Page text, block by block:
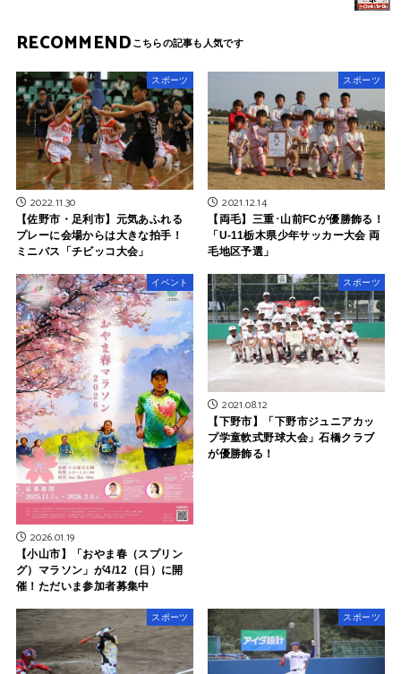
RECOMMEND
スポーツ
2022.11.30
【佐野市・足利市】元気あふれる
プレーに会場からは大きな拍手！
ミニバス「チビッコ大会」
スポーツ
2021.12.14
【両毛】三重･山前FCが優勝飾る！
「U-11栃木県少年サッカー大会 両
毛地区予選」
イベント
2026.01.19
【小山市】「おやま春（スプリン
グ）マラソン」が4/12（日）に開
催！ただいま参加者募集中
スポーツ
2021.08.12
【下野市】「下野市ジュニアカッ
プ学童軟式野球大会」石橋クラブ
が優勝飾る！
スポーツ スポーツ